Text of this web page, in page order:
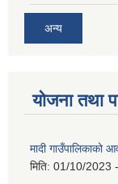
अन्य
योजना तथा
मादी
मिति: 01/10/2023